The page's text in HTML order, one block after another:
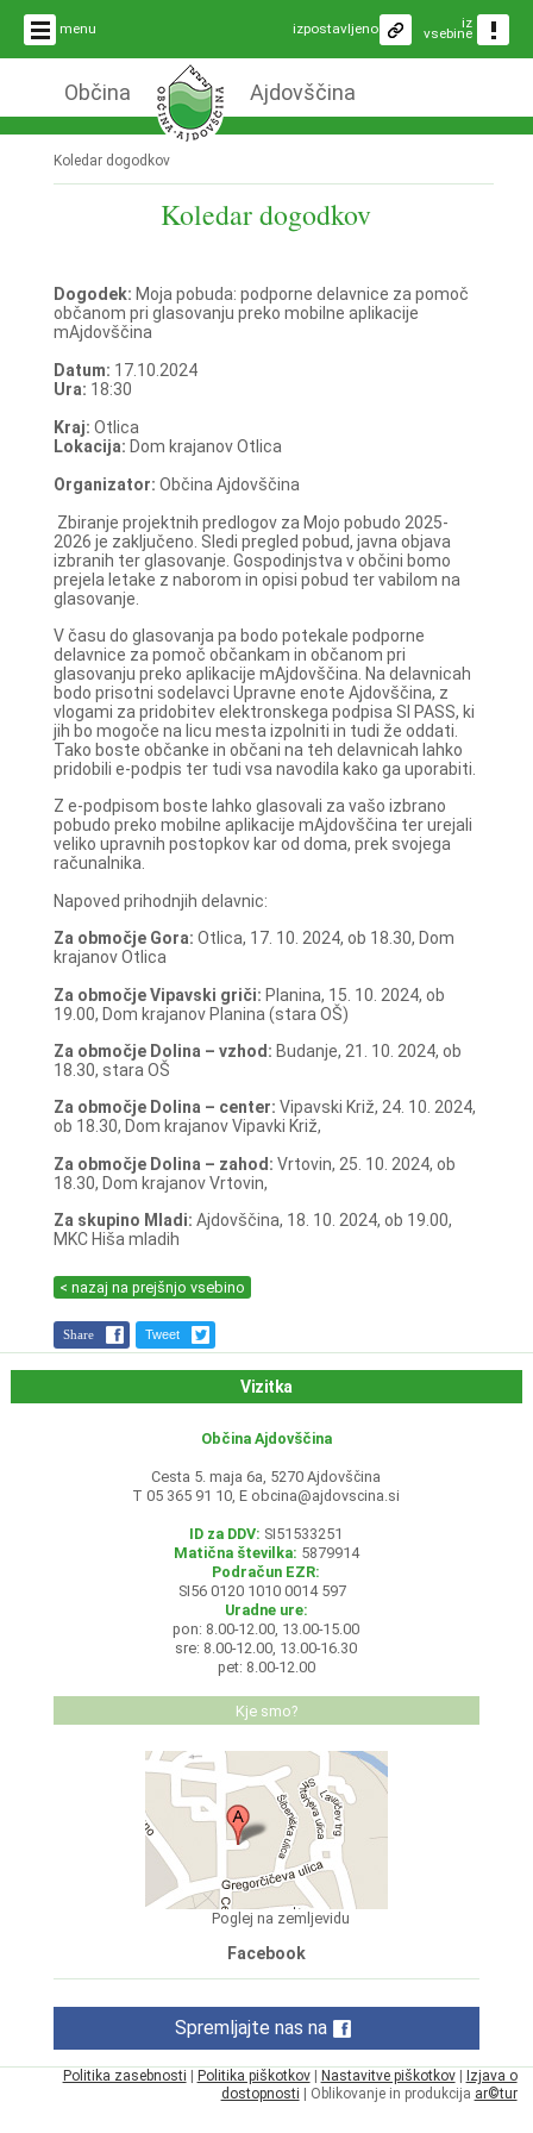
menu iz
vsebine
izpostavljeno
Občina Ajdovščina
Koledar dogodkov
Koledar dogodkov
Dogodek: Moja pobuda: podporne delavnice za pomoč
občanom pri glasovanju preko mobilne aplikacije
mAjdovščina
Datum: 17.10.2024
Ura: 18:30
Kraj: Otlica
Lokacija: Dom krajanov Otlica
Organizator: Občina Ajdovščina
Zbiranje projektnih predlogov za Mojo pobudo 2025-
2026 je zaključeno. Sledi pregled pobud, javna objava
izbranih ter glasovanje. Gospodinjstva v občini bomo
prejela letake z naborom in opisi pobud ter vabilom na
glasovanje.
V času do glasovanja pa bodo potekale podporne
delavnice za pomoč občankam in občanom pri
glasovanju preko aplikacije mAjdovščina. Na delavnicah
bodo prisotni sodelavci Upravne enote Ajdovščina, z
vlogami za pridobitev elektronskega podpisa SI PASS, ki
jih bo mogoče na licu mesta izpolniti in tudi že oddati.
Tako boste občanke in občani na teh delavnicah lahko
pridobili e-podpis ter tudi vsa navodila kako ga uporabiti.
Z e-podpisom boste lahko glasovali za vašo izbrano
pobudo preko mobilne aplikacije mAjdovščina ter urejali
veliko upravnih postopkov kar od doma, prek svojega
računalnika.
Napoved prihodnjih delavnic:
Za območje Gora: Otlica, 17. 10. 2024, ob 18.30, Dom
krajanov Otlica
Za območje Vipavski griči: Planina, 15. 10. 2024, ob
19.00, Dom krajanov Planina (stara OŠ)
Za območje Dolina – vzhod: Budanje, 21. 10. 2024, ob
18.30, stara OŠ
Za območje Dolina – center: Vipavski Križ, 24. 10. 2024,
ob 18.30, Dom krajanov Vipavki Križ,
Za območje Dolina – zahod: Vrtovin, 25. 10. 2024, ob
18.30, Dom krajanov Vrtovin,
Za skupino Mladi: Ajdovščina, 18. 10. 2024, ob 19.00,
MKC Hiša mladih
< nazaj na prejšnjo vsebino
Share Tweet
Vizitka
Občina Ajdovščina
Cesta 5. maja 6a, 5270 Ajdovščina
T 05 365 91 10, E obcina@ajdovscina.si
ID za DDV: SI51533251
Matična številka: 5879914
Podračun EZR:
SI56 0120 1010 0014 597
Uradne ure:
pon: 8.00-12.00, 13.00-15.00
sre: 8.00-12.00, 13.00-16.30
pet: 8.00-12.00
Kje smo?
Poglej na zemljevidu
Facebook
Spremljajte nas na
Politika zasebnosti Politika piškotkov| Nastavitve piškotkov|
Izjava o
dostopnosti | Oblikovanje in produkcija ar©tur